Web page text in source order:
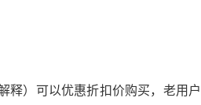
释）可以优惠折扣价购买，老用户